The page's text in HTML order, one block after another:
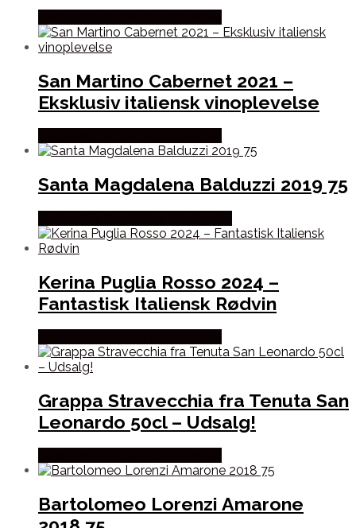
San Martino Cabernet 2021 –
Eksklusiv italiensk vinoplevelse
Santa Magdalena Balduzzi 2019 75
Kerina Puglia Rosso 2024 –
Fantastisk Italiensk Rødvin
Grappa Stravecchia fra Tenuta San
Leonardo 50cl – Udsalg!
Bartolomeo Lorenzi Amarone